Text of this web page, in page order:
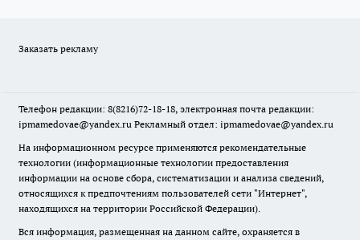
Заказать рекламу
Телефон редакции: 8(8216)72-18-18, электронная почта редакции:
ipmamedovae@yandex.ru Рекламный отдел: ipmamedovae@yandex.ru
На информационном ресурсе применяются рекомендательные
технологии (информационные технологии предоставления
информации на основе сбора, систематизации и анализа сведений,
относящихся к предпочтениям пользователей сети "Интернет",
находящихся на территории Российской Федерации).
Вся информация, размещенная на данном сайте, охраняется в